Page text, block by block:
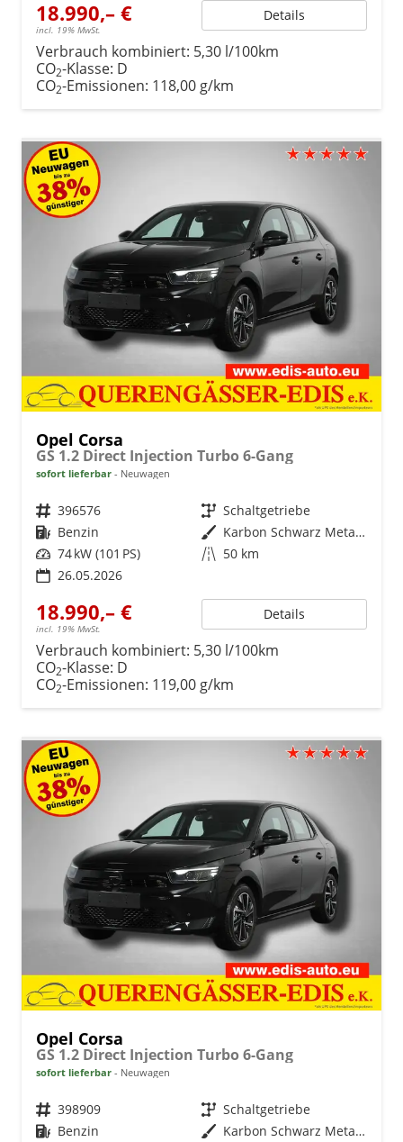
18.990,– €
incl. 19% MwSt.
Details
Verbrauch kombiniert: 5,30 l/100km
CO2-Klasse: D
CO2-Emissionen: 118,00 g/km
Opel Corsa
GS 1.2 Direct Injection Turbo 6-Gang
sofort lieferbar Neuwagen
Fahrzeugnr. 396576 Getriebe Schaltgetriebe
Kraftstoff Benzin Außenfarbe
Karbon Schwarz Metallic
Leistung 74 kW (101 PS) Kilometerstand 50 km
26.05.2026
18.990,– €
incl. 19% MwSt.
Details
Verbrauch kombiniert: 5,30 l/100km
CO2-Klasse: D
CO2-Emissionen: 119,00 g/km
Opel Corsa
GS 1.2 Direct Injection Turbo 6-Gang
sofort lieferbar Neuwagen
Fahrzeugnr. 398909 Getriebe Schaltgetriebe
Kraftstoff Benzin Außenfarbe
Karbon Schwarz Metallic